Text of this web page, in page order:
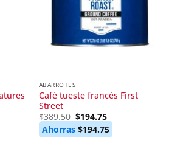
ABARROTES
Café tueste francés First
Street
$389.50 Original
price
was:
$389.50.
$194.75Current
price
is:
$194.75.
Ahorras $194.75